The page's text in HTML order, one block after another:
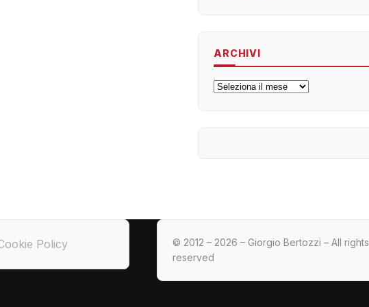
ARCHIVI
Archivi
Policy
© 2012 – 2026 – Giorgio Bertozzi – All rights
reserved